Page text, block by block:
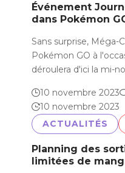
Événement
dans Pokémon
Sans surprise, Méga-
Pokémon GO à
déroulera d'ici la mi-
10 novembre 2023
10 novembre 2023
ACTUALITÉS
Planning des
limitées de